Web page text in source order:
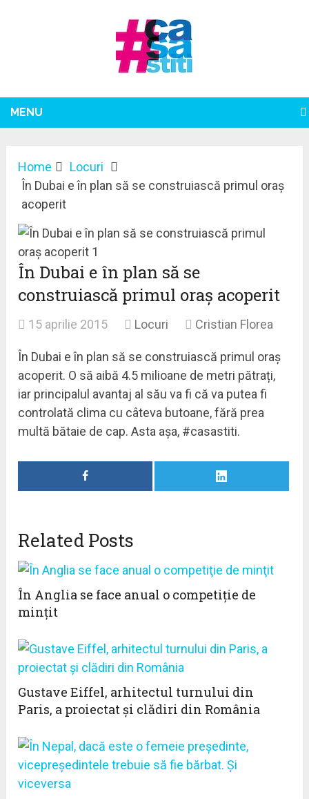
MENU
Home
Locuri
În Dubai e în plan să se construiască primul oraș
acoperit
În Dubai e în plan să se
construiască primul oraș acoperit
15 aprilie 2015 Locuri Cristian Florea
În Dubai e în plan să se construiască primul oraș
acoperit. O să aibă 4.5 milioane de metri pătrați,
iar principalul avantaj al său va fi că va putea fi
controlată clima cu câteva butoane, fără prea
multă bătaie de cap. Asta așa, #casastiti.
Related Posts
În Anglia se face anual o competiţie de
minţit
Gustave Eiffel, arhitectul turnului din
Paris, a proiectat și clădiri din România